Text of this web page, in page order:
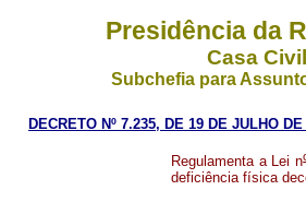
Presidência da
Casa Civil
Subchefia para
DECRETO Nº 7.235, DE 19 DE JULHO DE
Regulamenta a Lei n
deficiência física